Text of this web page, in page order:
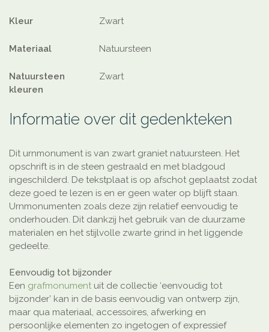
Kleur Zwart
Materiaal Natuursteen
Natuursteen
kleuren
Zwart
Informatie over dit gedenkteken
Dit urnmonument is van zwart graniet natuursteen. Het
opschrift is in de steen gestraald en met bladgoud
ingeschilderd. De tekstplaat is op afschot geplaatst zodat
deze goed te lezen is en er geen water op blijft staan.
Urnmonumenten zoals deze zijn relatief eenvoudig te
onderhouden. Dit dankzij het gebruik van de duurzame
materialen en het stijlvolle zwarte grind in het liggende
gedeelte.
Eenvoudig tot bijzonder
Een grafmonument uit de collectie ‘eenvoudig tot
bijzonder’ kan in de basis eenvoudig van ontwerp zijn,
maar qua materiaal, accessoires, afwerking en
persoonlijke elementen zo ingetogen of expressief